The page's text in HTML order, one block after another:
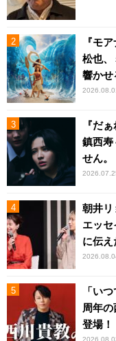
『モ
松也、
響かせ
『だ
鎮西寿
せん。
朝井リ
エッ
に伝え
「い
周年
登場！